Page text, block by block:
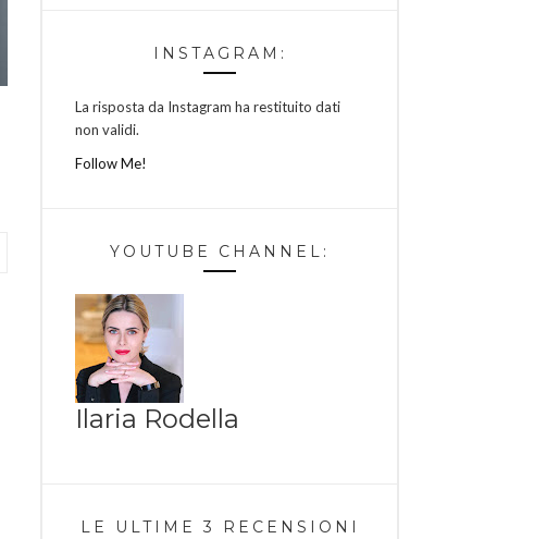
INSTAGRAM:
La risposta da Instagram ha restituito dati
non validi.
Follow Me!
YOUTUBE CHANNEL:
Ilaria Rodella
LE ULTIME 3 RECENSIONI